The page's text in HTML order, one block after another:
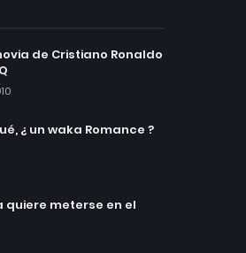
de Cristiano Ronaldo
¿ un waka Romance ?
quiere meterse en el